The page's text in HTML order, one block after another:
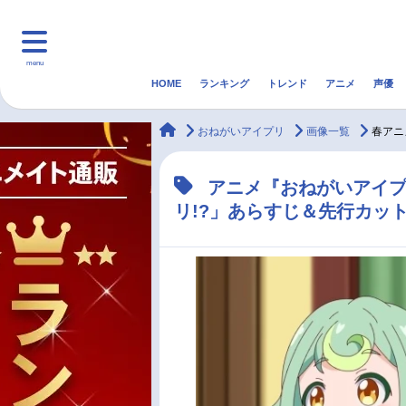
menu
マンガ・ラノベ ゲーム・アプリ 音楽
声優記事一覧
HOME ランキング トレンド アニメ 声優
animateTimes
おねがいアイプリ 画像一覧 春ア
アニメ『おねがいアイ
リ!?」あらすじ＆先行カッ